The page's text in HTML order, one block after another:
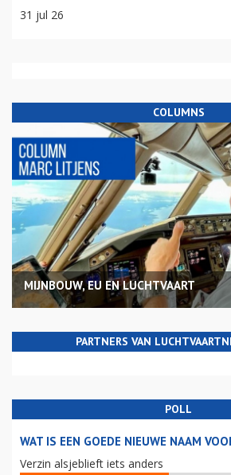
31 jul 26
COLUMNS
MIJNBOUW, EU EN LUCHTVAART
PARTNERS VAN
POLL
WAT IS EEN GOEDE NIEUWE NAAM
Verzin alsjeblieft iets anders